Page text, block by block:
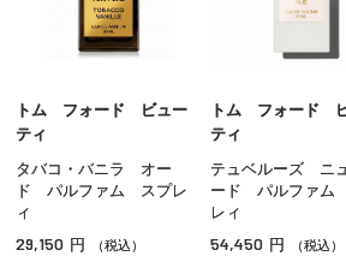
トム フォード ビュー
ティ
タバコ・バニラ オー
ド パルファム スプレ
ィ
29,150 円 （税込）
トム フォード
ティ
テュベルーズ ニ
ード パルファム
レィ
54,450 円 （税込）